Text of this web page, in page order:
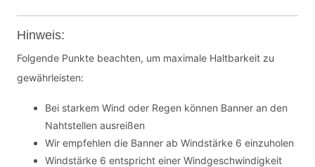
Hinweis:
Folgende Punkte beachten, um maximale Haltbarkeit zu
gewährleisten:
Bei starkem Wind oder Regen können Banner an den
Nahtstellen ausreißen
Wir empfehlen die Banner ab Windstärke 6 einzuholen
Windstärke 6 entspricht einer Windgeschwindigkeit